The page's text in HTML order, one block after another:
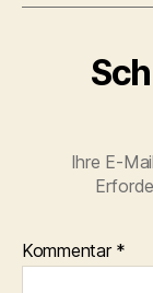
Ihre E-
Kommentar *